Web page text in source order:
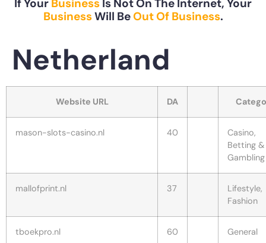
If Your Business Is Not On The Internet, Your
BusinessWill BeOut Of Business.
Netherland
Website URL DA
mason-slots-casino.nl 40
Casino,
Betting &
Gambling
mallofprint.nl 37
Lifestyle,
Fashion
tboekpro.nl 60 General